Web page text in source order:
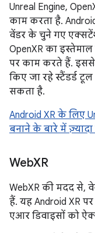
Unreal Engine,
काम करता है.
वेंडर के चुने गए
OpenXR का
पर काम करते हैं.
किए जा रहे स्टैंडर्ड
सकता है.
Android XR के लिए
बनाने के बारे में
WebXR
WebXR की मदद से,
हैं. यह Android XR
एआर डिवाइसों को